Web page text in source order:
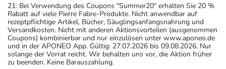
21: Bei Verwendung des Coupons "Summer20" erhalten Sie 20 %
Rabatt auf viele Pierre Fabre-Produkte. Nicht anwendbar auf
rezeptpflichtige Artikel, Bücher, Säuglingsanfangsnahrung und
Versandkosten. Nicht mit anderen Aktionsvorteilen (ausgenommen
Coupons) kombinierbar und nur einzulösen unter www.aponeo.de
und in der APONEO App. Gültig: 27.07.2026 bis 09.08.2026. Nur
solange der Vorrat reicht. Wir behalten uns vor, die Aktion früher
zu beenden. Keine Barauszahlung.